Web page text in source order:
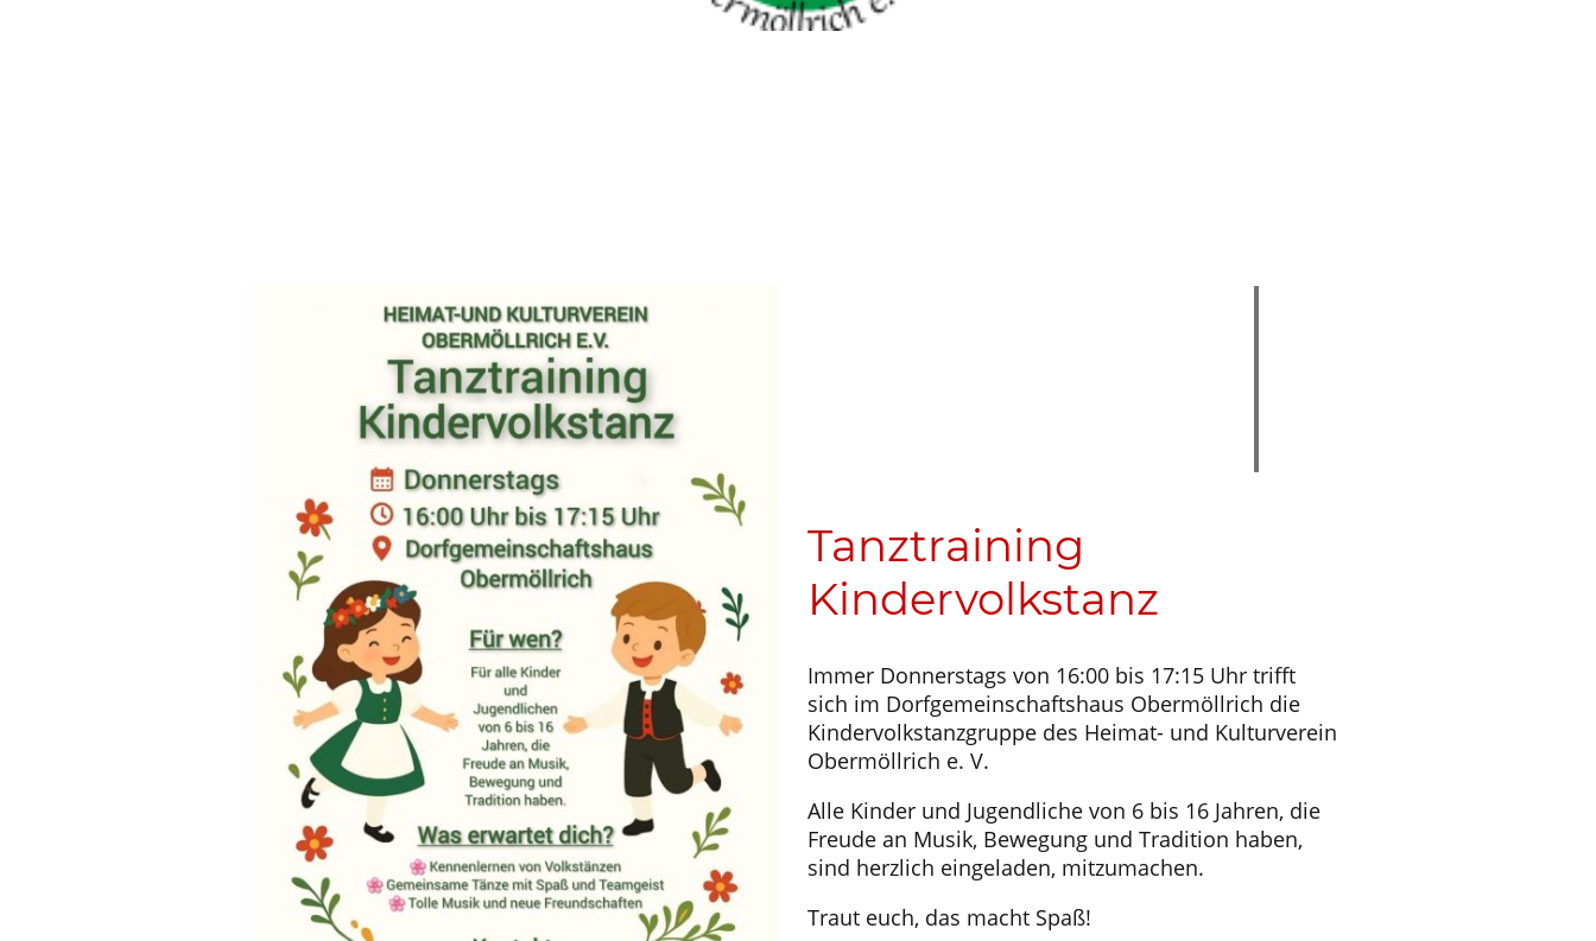
Tanztraining
Kindervolkstanz
Immer Donnerstags von 16:00 bis 17:15 Uhr trifft
sich im Dorfgemeinschaftshaus Obermöllrich die
Kindervolkstanzgruppe des Heimat- und Kulturverein
Obermöllrich e. V.
Alle Kinder und Jugendliche von 6 bis 16 Jahren, die
Freude an Musik, Bewegung und Tradition haben,
sind herzlich eingeladen, mitzumachen.
Traut euch, das macht Spaß!